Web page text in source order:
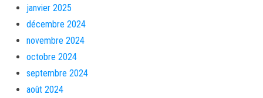
janvier 2025
décembre 2024
novembre 2024
octobre 2024
septembre 2024
août 2024